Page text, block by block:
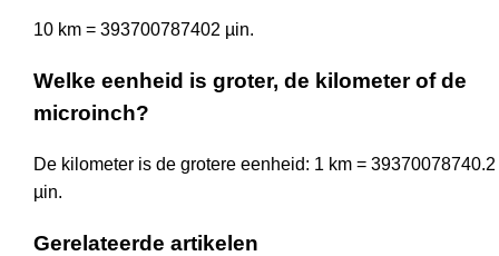
10 km = 393700787402 µin.
Welke eenheid is groter, de kilometer of de
microinch?
De kilometer is de grotere eenheid: 1 km = 39370078740.2
µin.
Gerelateerde artikelen